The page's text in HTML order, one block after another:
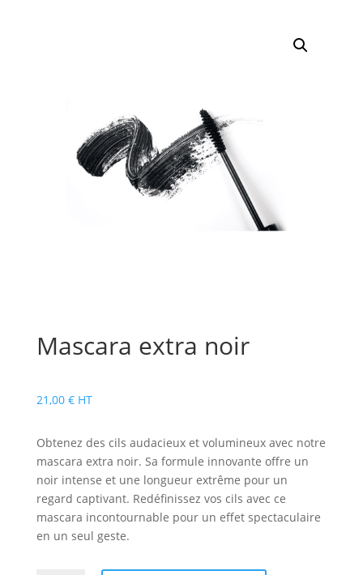
Mascara extra noir
21,00 € HT
Obtenez des cils audacieux et volumineux avec notre
mascara extra noir. Sa formule innovante offre un
noir intense et une longueur extrême pour un
regard captivant. Redéfinissez vos cils avec ce
mascara incontournable pour un effet spectaculaire
en un seul geste.